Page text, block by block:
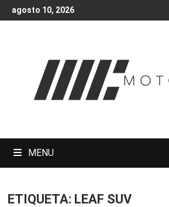
Skip
to
agosto 10, 2026
MENU
ETIQUETA: LEAF SUV